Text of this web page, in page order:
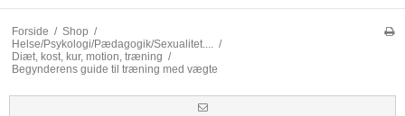
Forside / Shop /
Helse/Psykologi/Pædagogik/Sexualitet....
/
Diæt, kost, kur, motion, træning /
Begynderens guide til træning med vægte